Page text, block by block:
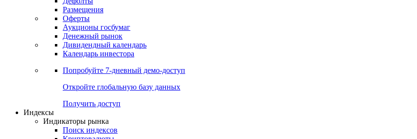
Получить доступ
Календарь
Календарь событий
Дефолты
Размещения
Оферты
Аукционы госбумаг
Денежный рынок
Дивидендный календарь
Календарь инвестора
Попробуйте7-дневный
Получить доступ